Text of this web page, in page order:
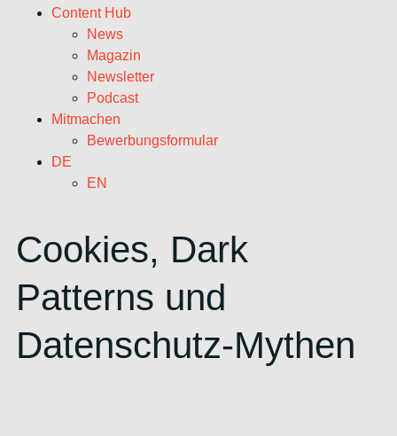
Content Hub
News
Magazin
Newsletter
Podcast
Mitmachen
Bewerbungsformular
DE
EN
Cookies, Dark
Patterns und
Datenschutz-Mythen